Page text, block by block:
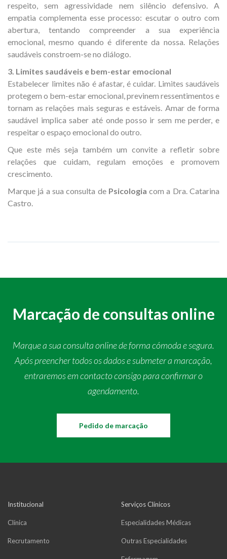
respeito, sem agressividade nem silêncio defensivo. A
empatia complementa esse processo: escutar o outro com
abertura, tentando compreender a sua experiência
emocional, mesmo quando é diferente da nossa. Relações
saudáveis constroem-se no diálogo.
3. Limites saudáveis e bem-estar emocional
Estabelecer limites não é afastar, é cuidar. Limites saudáveis
protegem o bem-estar emocional, previnem ressentimentos e
tornam as relações mais seguras e estáveis. Amar de forma
saudável implica saber até onde posso ir sem me perder, e
respeitar o espaço emocional do outro.
Que este mês seja também um convite a refletir sobre
relações que cuidam, regulam emoções e promovem
crescimento.
Marque já a sua consulta de Psicologia com a Dra. Catarina
Castro.
Marcação de consultas online
Marque a sua consulta online de forma cómoda e segura.
Após preencher todos os dados e submeter a marcação,
entraremos em contacto consigo para confirmar o
agendamento.
Pedido de marcação
Institucional
Clínica
Recrutamento
Serviços Clínicos
Especialidades Médicas
Outras Especialidades